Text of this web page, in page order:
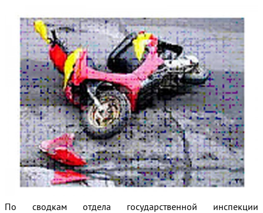
По сводкам отдела государственной инспекции